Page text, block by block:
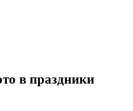
в праздники